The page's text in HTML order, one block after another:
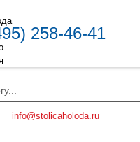
258-46-41
info@stolicaholoda.ru